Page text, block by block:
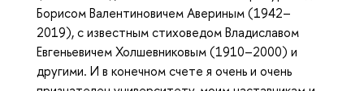
Борисом Валентиновичем Авериным (1942–
2019), с известным стиховедом Владиславом
Евгеньевичем Холшевниковым (1910–2000) и
другими. И в конечном счете я очень и очень